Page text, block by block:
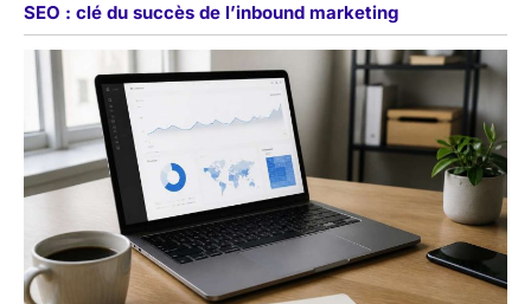
SEO : clé du succès de l’inbound marketing